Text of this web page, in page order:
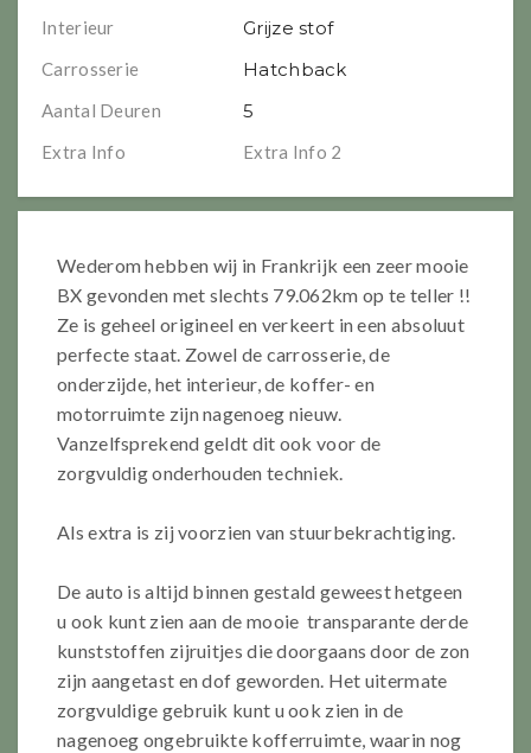
Interieur Grijze stof
Carrosserie Hatchback
Aantal Deuren 5
Extra Info Extra Info 2
Wederom hebben wij in Frankrijk een zeer mooie
BX gevonden met slechts 79.062km op te teller !!
Ze is geheel origineel en verkeert in een absoluut
perfecte staat. Zowel de carrosserie, de
onderzijde, het interieur, de koffer- en
motorruimte zijn nagenoeg nieuw.
Vanzelfsprekend geldt dit ook voor de
zorgvuldig onderhouden techniek.
Als extra is zij voorzien van stuurbekrachtiging.
De auto is altijd binnen gestald geweest hetgeen
u ook kunt zien aan de mooie transparante derde
kunststoffen zijruitjes die doorgaans door de zon
zijn aangetast en dof geworden. Het uitermate
zorgvuldige gebruik kunt u ook zien in de
nagenoeg ongebruikte kofferruimte, waarin nog